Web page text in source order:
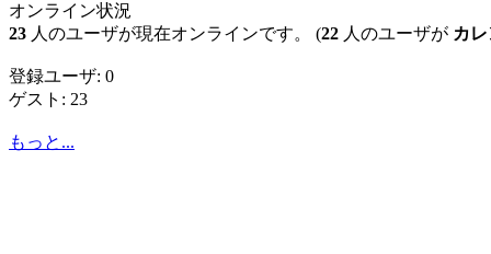
オンライン状況
23 人のユーザが現在オンラインです。 (22 人のユーザが カ
登録ユーザ: 0
ゲスト: 23
もっと...